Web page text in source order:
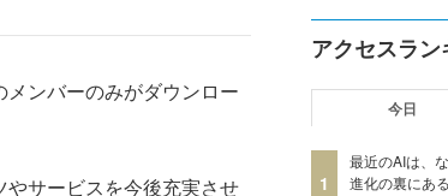
ンバーのみがダウンロー
サービスを今後充実させ
アクセスラン
今日
1
最近のAIは、
進化の裏にあ